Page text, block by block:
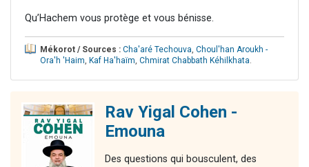
Qu’Hachem vous protège et vous bénisse.
Mékorot / Sources : Cha'aré Techouva, Choul'han Aroukh -
Ora'h 'Haim, Kaf Ha'haïm, Chmirat Chabbath Kéhilkhata.
Rav Yigal Cohen -
Emouna
Des questions qui bousculent, des